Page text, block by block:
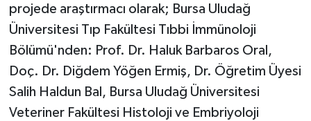
projede araştırmacı olarak; Bursa Uludağ
Üniversitesi Tıp Fakültesi Tıbbi İmmünoloji
Bölümü'nden: Prof. Dr. Haluk Barbaros Oral,
Doç. Dr. Diğdem Yöğen Ermiş, Dr. Öğretim Üyesi
Salih Haldun Bal, Bursa Uludağ Üniversitesi
Veteriner Fakültesi Histoloji ve Embriyoloji